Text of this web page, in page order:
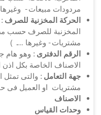
مردودات مبيعات -
الحركة المخزنية للصرف
المخزنبة للصرف حسب
مشتريات - وغيرها .... )
الرقم الدفترى : وهو هام
الاصناف الخاصة بكل
جهة التعامل : والتى تمثل
مشتريات او العميل فى
الاصناف
وحدات القياس